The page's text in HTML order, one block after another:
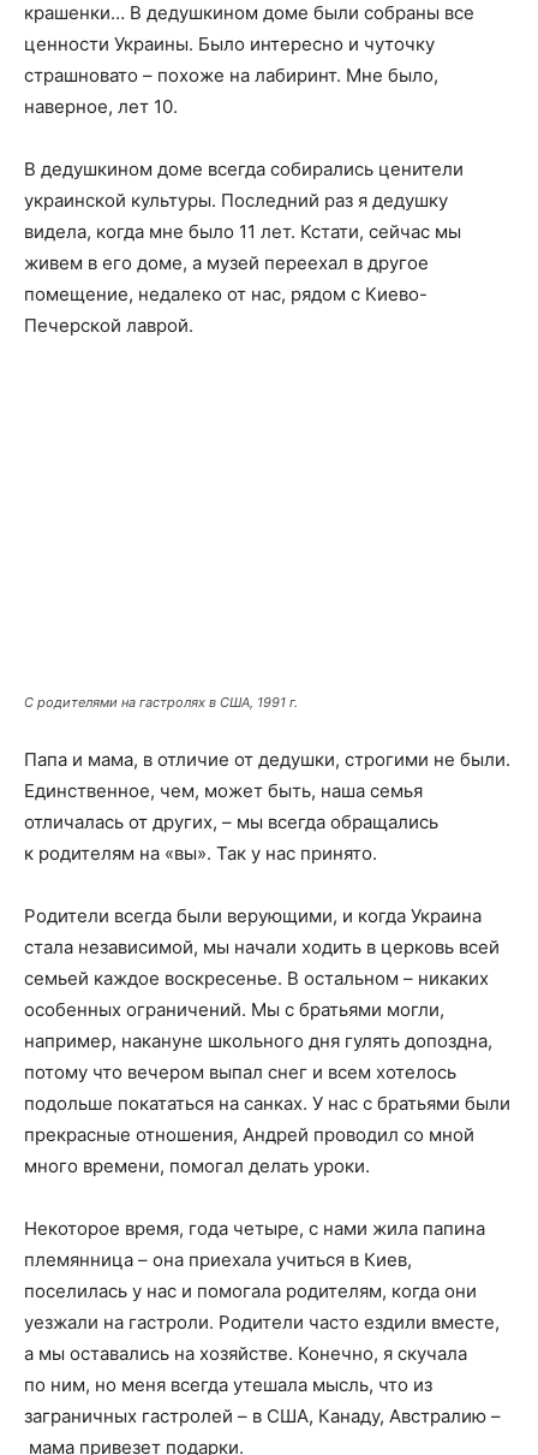
крашенки… В дедушкином доме были собраны все
ценности Украины. Было интересно и чуточку
страшновато – похоже на лабиринт. Мне было,
наверное, лет 10.
В дедушкином доме всегда собирались ценители
украинской культуры. Последний раз я дедушку
видела, когда мне было 11 лет. Кстати, сейчас мы
живем в его доме, а музей переехал в другое
помещение, недалеко от нас, рядом с Киево-
Печерской лаврой.
С родителями на гастролях в США, 1991 г.
Папа и мама, в отличие от дедушки, строгими не были.
Единственное, чем, может быть, наша семья
отличалась от других, – мы всегда обращались
к родителям на «вы». Так у нас принято.
Родители всегда были верующими, и когда Украина
стала независимой, мы начали ходить в церковь всей
семьей каждое воскресенье. В остальном – никаких
особенных ограничений. Мы с братьями могли,
например, накануне школьного дня гулять допоздна,
потому что вечером выпал снег и всем хотелось
подольше покататься на санках. У нас с братьями были
прекрасные отношения, Андрей проводил со мной
много времени, помогал делать уроки.
Некоторое время, года четыре, с нами жила папина
племянница – она приехала учиться в Киев,
поселилась у нас и помогала родителям, когда они
уезжали на гастроли. Родители часто ездили вместе,
а мы оставались на хозяйстве. Конечно, я скучала
по ним, но меня всегда утешала мысль, что из
заграничных гастролей – в США, Канаду, Австралию –
мама привезет подарки.